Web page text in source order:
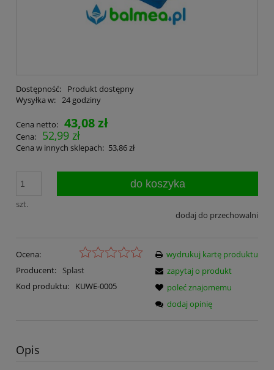
Dostępność:
Produkt dostępny
Wysyłka w: 24 godziny
Cena netto: 43,08 zł
Cena: 52,99 zł
Cena w innych sklepach: 53,86 zł
szt.
do koszyka
dodaj do przechowalni
Ocena:
Producent:
Splast
Kod produktu:
KUWE-0005
wydrukuj kartę produktu
zapytaj o produkt
poleć znajomemu
dodaj opinię
Opis